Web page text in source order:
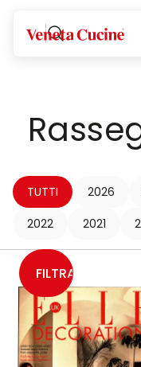
Veneta Cucine
TUTTI 2026
2022
2021
FILTRA